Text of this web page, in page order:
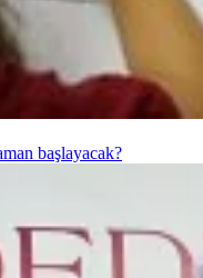
başlayacak?